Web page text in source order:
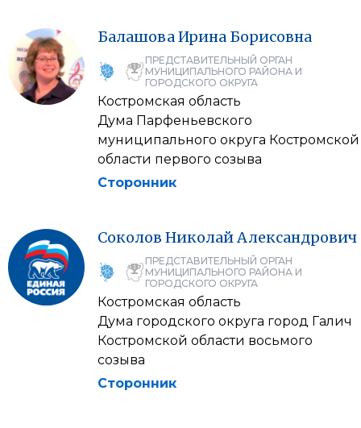
БалашоваИрина Борисовна
ПРЕДСТАВИТЕЛЬНЫЙ ОРГАН
МУНИЦИПАЛЬНОГО РАЙОНА И
ГОРОДСКОГО ОКРУГА
Костромская область
Дума Парфеньевского
муниципального округа Костромской
области первого созыва
Сторонник
Соколов НиколайАлександрович
ПРЕДСТАВИТЕЛЬНЫЙ ОРГАН
МУНИЦИПАЛЬНОГО РАЙОНА И
ГОРОДСКОГО ОКРУГА
Костромская область
Дума городского округа город Галич
Костромской области восьмого
созыва
Сторонник